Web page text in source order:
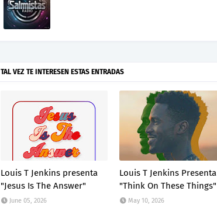
TAL VEZ TE INTERESEN ESTAS ENTRADAS
Louis T Jenkins presenta
"Jesus Is The Answer"
June 05, 2026
Louis T Jenkins Presenta
"Think On These Things"
May 10, 2026